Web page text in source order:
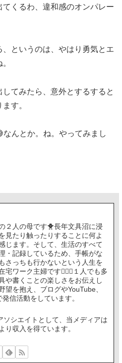
てくるわ、違和感のオンパレー
というのは、やはり勇気とエ
てみたら、意外とするすると
す。
んとか。ね。やってみまし
２人の母です🐥長年文具沼に浸
見たり触ったりすることに何よ
じます。そして、生活のすべて
・記録しているため、手帳がな
さっちも行かないという人生を
宅ワーク主婦です🙋🏻‍♀️１人でも多
や書くことの楽しさをお伝えし
望を抱え、ブログやYouTube、
信活動をしています。
ソシエイトとして、当メディアは
り収入を得ています。